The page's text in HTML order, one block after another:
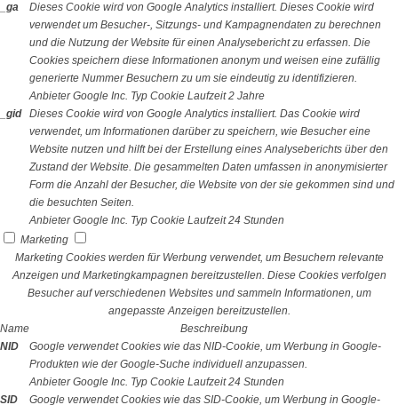
_ga
Dieses Cookie wird von Google Analytics installiert. Dieses Cookie wird
verwendet um Besucher-, Sitzungs- und Kampagnendaten zu berechnen
und die Nutzung der Website für einen Analysebericht zu erfassen. Die
Cookies speichern diese Informationen anonym und weisen eine zufällig
generierte Nummer Besuchern zu um sie eindeutig zu identifizieren.
Anbieter Google Inc. Typ Cookie Laufzeit 2 Jahre
_gid
Dieses Cookie wird von Google Analytics installiert. Das Cookie wird
verwendet, um Informationen darüber zu speichern, wie Besucher eine
Website nutzen und hilft bei der Erstellung eines Analyseberichts über den
Zustand der Website. Die gesammelten Daten umfassen in anonymisierter
Form die Anzahl der Besucher, die Website von der sie gekommen sind und
die besuchten Seiten.
Anbieter Google Inc. Typ Cookie Laufzeit 24 Stunden
Marketing
Marketing Cookies werden für Werbung verwendet, um Besuchern relevante
Anzeigen und Marketingkampagnen bereitzustellen. Diese Cookies verfolgen
Besucher auf verschiedenen Websites und sammeln Informationen, um
angepasste Anzeigen bereitzustellen.
Name
Beschreibung
NID
Google verwendet Cookies wie das NID-Cookie, um Werbung in Google-
Produkten wie der Google-Suche individuell anzupassen.
Anbieter Google Inc. Typ Cookie Laufzeit 24 Stunden
SID
Google verwendet Cookies wie das SID-Cookie, um Werbung in Google-